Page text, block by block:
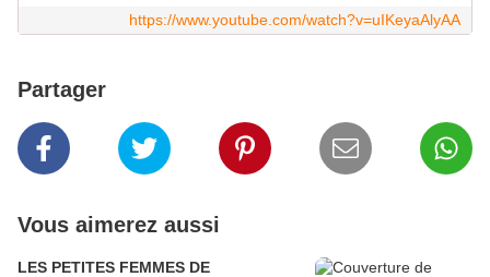
https://www.youtube.com/watch?v=uIKeyaAlyAA
Partager
Vous aimerez aussi
LES PETITES FEMMES DE